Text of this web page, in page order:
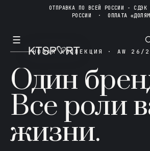
ОТПРАВКА ПО ВСЕЙ РОССИИ - СДЭК
РОССИИ ·ОПЛАТА
☰
НОВАЯ КОЛЛЕКЦИЯ · AW 26/
Один
Все роли
жизни.